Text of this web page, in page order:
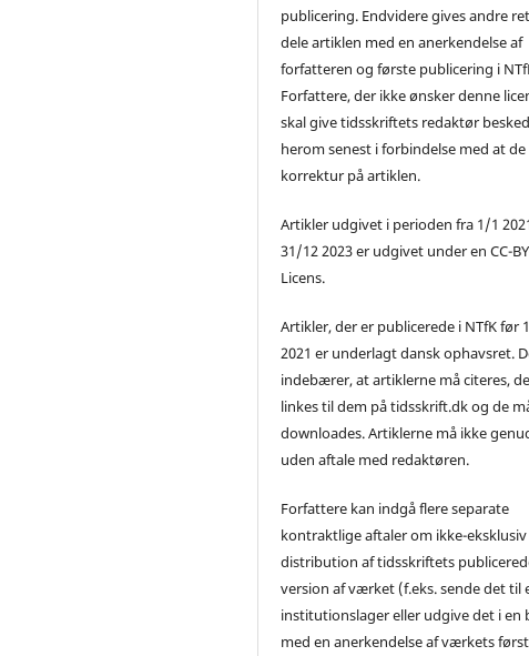
publicering. Endvidere gives andre
dele artiklen med en anerkendelse af
forfatteren og første publicering i
Forfattere, der ikke ønsker denne
skal give tidsskriftets redaktør besked
herom senest i forbindelse med at
korrektur på artiklen.
Artikler udgivet i perioden fra 1/1
31/12 2023 er udgivet under en CC-
Licens.
Artikler, der er publicerede i NTfK før
2021 er underlagt dansk ophavsret.
indebærer, at artiklerne må citeres,
linkes til dem på tidsskrift.dk og de
downloades. Artiklerne må ikke
uden aftale med redaktøren.
Forfattere kan indgå flere separate
kontraktlige aftaler om ikke-eksklusiv
distribution af tidsskriftets
version af værket (f.eks. sende det til
institutionslager eller udgive det i en
med en anerkendelse af værkets